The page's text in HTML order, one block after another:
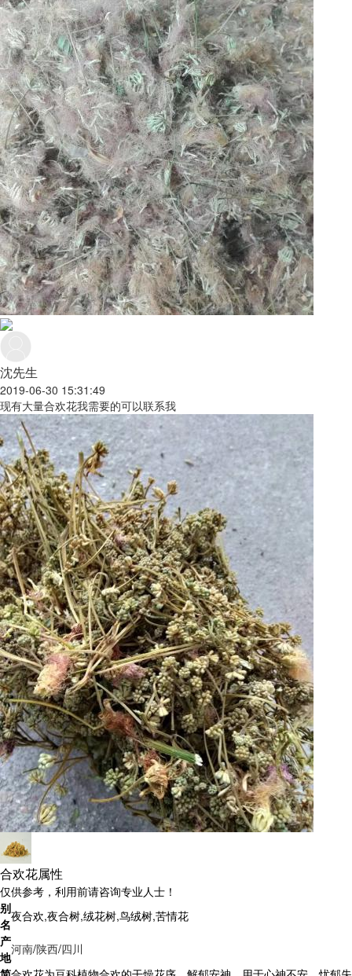
沈先生
2019-06-30 15:31:49
现有大量合欢花我需要的可以联系我
合欢花属性
仅供参考，利用前请咨询专业人士！
别
名
夜合欢,夜合树,绒花树,鸟绒树,苦情花
产
地
河南/陕西/四川